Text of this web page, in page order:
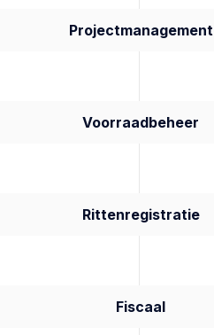
Projectmanagement
Voorraadbeheer
Rittenregistratie
Fiscaal